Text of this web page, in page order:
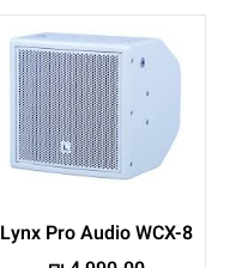
Lynx Pro Audio WCX-8